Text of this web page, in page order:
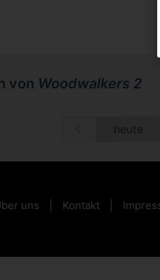
von Woodwalkers 2
heute
uns Kontakt